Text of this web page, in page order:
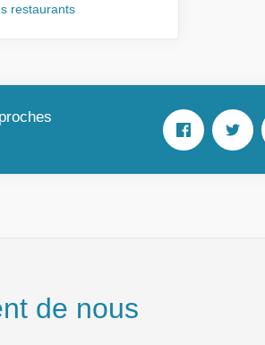
restaurants
de nous